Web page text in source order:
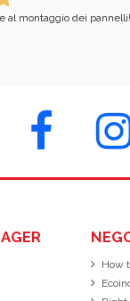
al montaggio dei pannelli!
How